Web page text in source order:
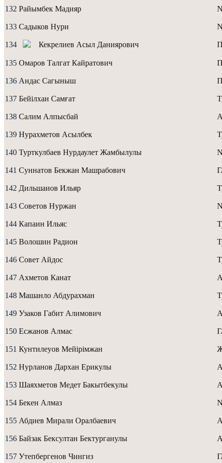
132 Райымбек Мадияр
133 Садыков Нури
134 Кекрелиев Асыл Даниярович
135 Омаров Талгат Кайратович
136 Андас Сагыныш
137 Бейілхан Самғат
138 Салим Алпысбай
139 Нурахметов Асылбек
140 Турткулбаев Нурдаулет Жамбылулы
141 Суннатов Бекжан Машрабович
142 Дильшаиов Ильяр
143 Советов Нуржан
144 Капаин Ильяс
145 Волошин Радион
146 Совет Айдос
147 Ахметов Канат
148 Машанло Абдурахман
149 Узаков Габит Алимович
150 Есжанов Алмас
151 Кунтилеуов Мейiрiмжан
152 Нурланов Дархан Ерикулы
153 Шаяхметов Медет Бакытбекулы
154 Бекен Алмаз
155 Абдиев Мирали Оралбаевич
156 Байзак Бексултан Бектурганулы
157 Утепбергенов Чингиз